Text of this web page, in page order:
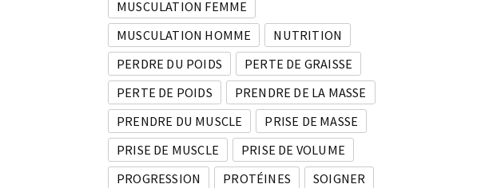
MUSCULATION FEMME
MUSCULATION HOMME
NUTRITION
PERDRE DU POIDS
PERTE DE GRAISSE
PERTE DE POIDS
PRENDRE DE LA MASSE
PRENDRE DU MUSCLE
PRISE DE MASSE
PRISE DE MUSCLE
PRISE DE VOLUME
PROGRESSION
PROTÉINES
SOIGNER